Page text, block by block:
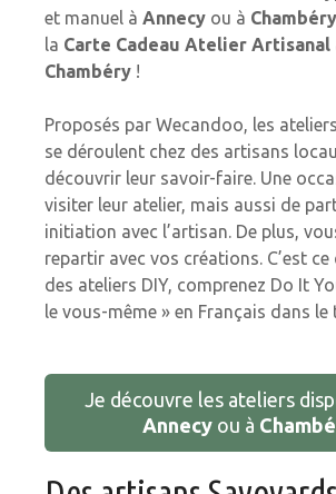
et manuel à Annecy ou à Chambéry
la Carte Cadeau Atelier Artisanal
Chambéry !
Proposés par Wecandoo, les
se déroulent chez des artisans
découvrir leur savoir-faire. Une
visiter leur atelier, mais aussi de
initiation avec l’artisan. De plus,
repartir avec vos créations. C’est ce
des ateliers DIY, comprenez Do It
le vous-même » en Français dans le
Je découvre les ateliers
Annecy ou à